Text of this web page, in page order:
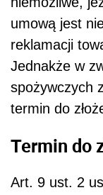
umową jest
reklamacji
Jednakże w
spożywczych
termin do
Termin do
Art. 9 ust. 2